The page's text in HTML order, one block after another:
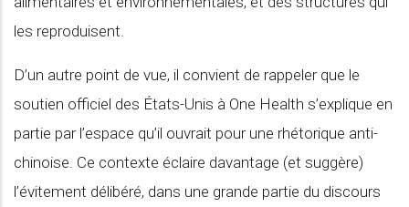
les reproduisent.
D’un autre point de vue, il convient de rappeler que le
soutien officiel des États-Unis à One Health s’explique en
partie par l’espace qu’il ouvrait pour une rhétorique anti-
chinoise. Ce contexte éclaire davantage (et suggère)
l’évitement délibéré, dans une grande partie du discours